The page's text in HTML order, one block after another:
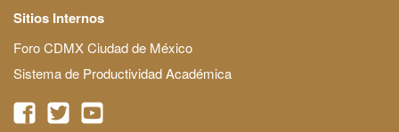
Sitios Internos
Foro CDMX Ciudad de México
Sistema de Productividad Académica